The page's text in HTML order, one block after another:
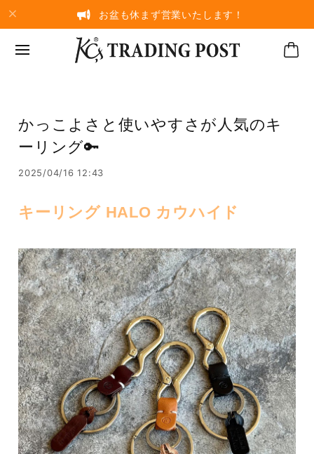
お盆も休まず営業いたします！
かっこよさと使いやすさが人気のキ
ーリング🔑
2025/04/16 12:43
キーリング HALO カウハイド